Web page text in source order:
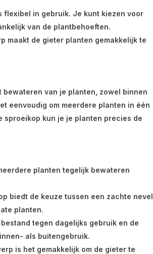
flexibel in gebruik. Je kunt kiezen voor
van de plantbehoeften.
maakt de gieter planten gemakkelijk te
van je planten, zowel binnen
eenvoudig om meerdere planten in één
sproeikop kun je je planten precies de
planten tegelijk bewateren
biedt de keuze tussen een zachte nevel
planten.
tegen dagelijks gebruik en de
als buitengebruik.
is het gemakkelijk om de gieter te